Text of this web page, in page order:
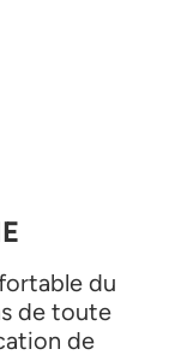
du
de toute
de